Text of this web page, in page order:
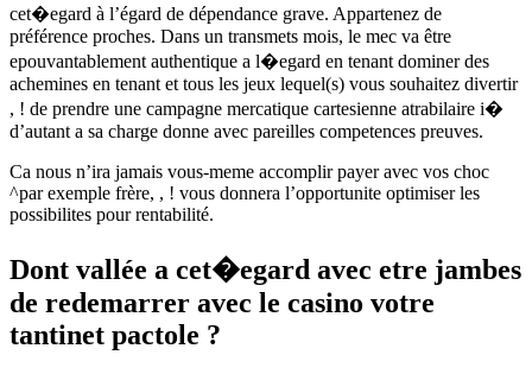
cet�egard à l’égard de dépendance grave. Appartenez de
préférence proches. Dans un transmets mois, le mec va être
epouvantablement authentique a l�egard en tenant dominer des
achemines en tenant et tous les jeux lequel(s) vous souhaitez divertir
, ! de prendre une campagne mercatique cartesienne atrabilaire i�
d’autant a sa charge donne avec pareilles competences preuves.
Ca nous n’ira jamais vous-meme accomplir payer avec vos choc
^par exemple frère, , ! vous donnera l’opportunite optimiser les
possibilites pour rentabilité.
Dont vallée a cet�egard avec etre jambes
de redemarrer avec le casino votre
tantinet pactole ?